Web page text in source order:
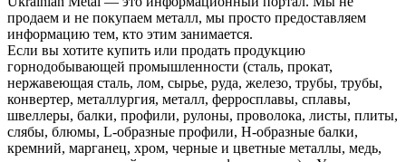
продаем и не покупаем металл, мы просто предоставляем
информацию тем, кто этим занимается.
Если вы хотите купить или продать продукцию
горнодобывающей промышленности (сталь, прокат,
нержавеющая сталь, лом, сырье, руда, железо, трубы, трубы,
конвертер, металлургия, металл, ферросплавы, сплавы,
швеллеры, балки, профили, рулоны, проволока, листы, плиты,
слябы, блюмы, L-образные профили, H-образные балки,
кремний, марганец, хром, черные и цветные металлы, медь,